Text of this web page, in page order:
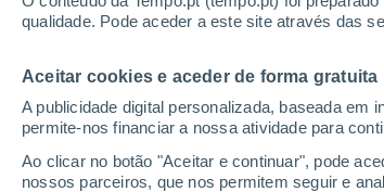
qualidade. Pode aceder a este site através das
Aceitar cookies e aceder de forma gratuita
A publicidade digital personalizada, baseada em
permite-nos financiar a nossa atividade para
Ao clicar no botão "Aceitar e continuar", pode
nossos parceiros, que nos permitem seguir e
Início Índia Gujarat
Tempo em